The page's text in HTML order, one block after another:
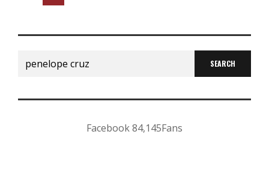
for:
Facebook84,145Fans